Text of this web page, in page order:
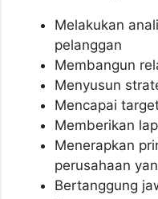
Melakukan
pelanggan
Membangun
Menyusun
Mencapai
Memberikan
Menerapkan
perusahaan
Bertanggung